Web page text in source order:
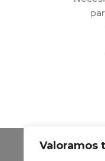
Valoramos